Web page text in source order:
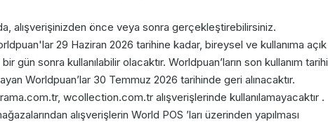
alışverişinizden önce veya sonra gerçekleştirebilirsiniz.
29 Haziran 2026 tarihine kadar, bireysel ve kullanıma açık
gün sonra kullanılabilir olacaktır. Worldpuan’ların son kullanım tarihi
Worldpuan’lar 30 Temmuz 2026 tarihinde geri alınacaktır.
wcollection.com.tr alışverişlerinde kullanılamayacaktır .
alışverişlerin World POS ’ları üzerinden yapılması